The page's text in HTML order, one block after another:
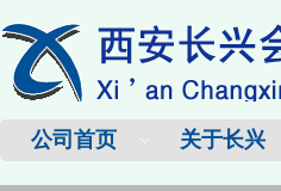
公司首页 关于长兴